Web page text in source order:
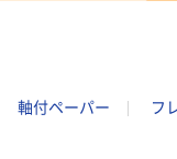
軸付ペーパー フ